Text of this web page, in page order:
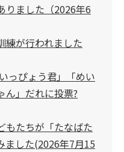
りました（2026年6
練が行われました
っぴょう君」「めい
ん」だれに投票?
もたちが「たなばた
ました(2026年7月15